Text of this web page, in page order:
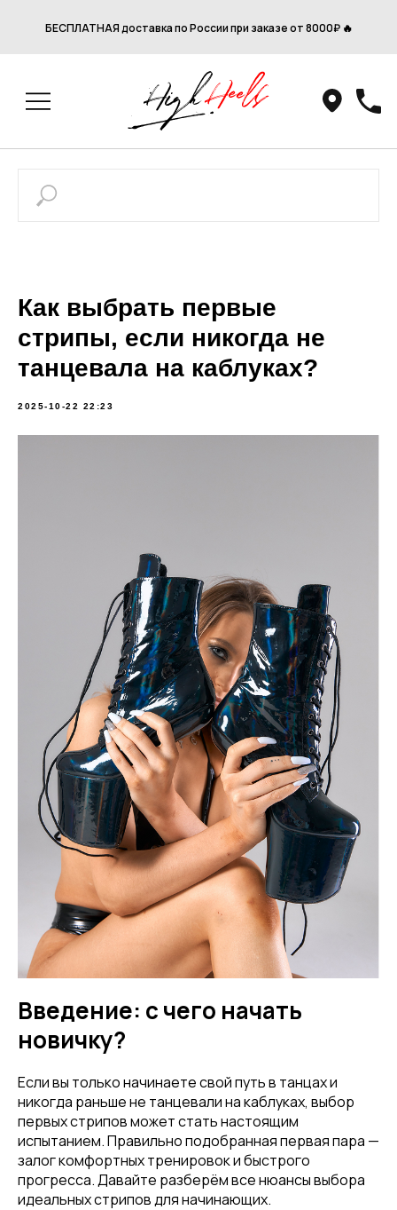
БЕСПЛАТНАЯ доставка по России при заказе от 8000₽ 🔥
Как выбрать первые
стрипы, если никогда не
танцевала на каблуках?
2025-10-22 22:23
Введение: с чего начать
новичку?
Если вы только начинаете свой путь в танцах и
никогда раньше не танцевали на каблуках, выбор
первых стрипов может стать настоящим
испытанием. Правильно подобранная первая пара —
залог комфортных тренировок и быстрого
прогресса. Давайте разберём все нюансы выбора
идеальных стрипов для начинающих.